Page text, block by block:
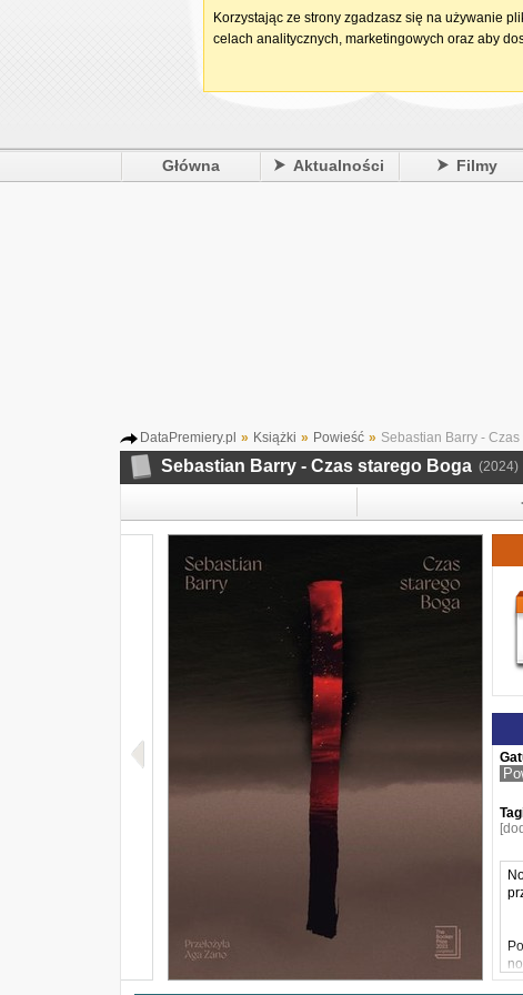
Główna Aktualności Filmy
DataPremiery.pl » Książki » Powieść » Sebastian Barry -
Sebastian Barry - Czas starego Boga (2024)
Korzystając ze strony zgadzasz się na używanie
celach analitycznych, marketingowych oraz aby